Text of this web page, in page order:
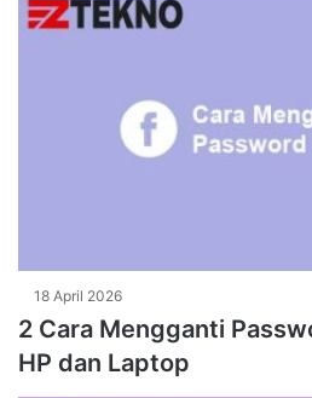
18 April 2026
2 Cara Mengganti
HP dan Laptop